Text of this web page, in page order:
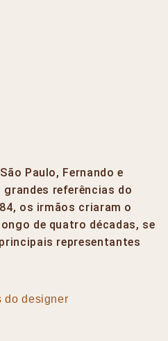
Paulo, Fernando e
grandes referências do
os irmãos criaram o
de quatro décadas, se
representantes
do designer